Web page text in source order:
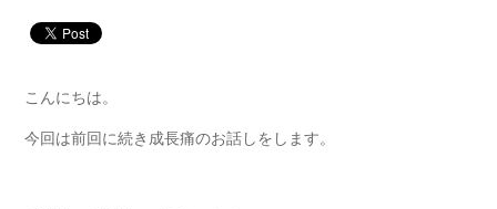
こんにちは。
今回は前回に続き成長痛のお話しをします。